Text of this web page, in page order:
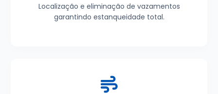
Localização e eliminação de vazamentos
garantindo estanqueidade total.